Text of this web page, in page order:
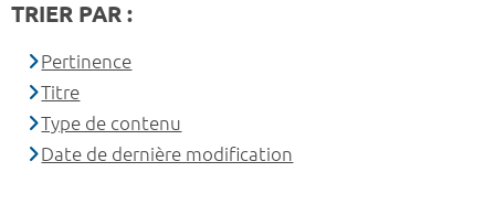
TRIER PAR :
Pertinence
Titre
Type de contenu
Date de dernière modification